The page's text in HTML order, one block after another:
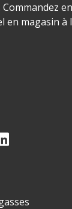
en magasin à